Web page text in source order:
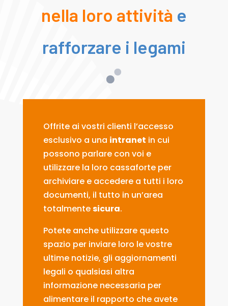
nella loro attività e
rafforzare i legami
Offrite ai vostri clienti l’accesso
esclusivo a una intranet in cui
possono parlare con voi e
utilizzare la loro cassaforte per
archiviare e accedere a tutti i loro
documenti, il tutto in un’area
totalmentesicura.
Potete anche utilizzare questo
spazio per inviare loro le vostre
ultime notizie, gli aggiornamenti
legali o qualsiasi altra
informazione necessaria per
alimentare il rapporto che avete